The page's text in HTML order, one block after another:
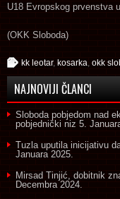
U18 Evropskog prvenstva
(OKK Sloboda)
kk leotar, kosarka okk
NAJNOVIJI ČLANCI
Sloboda pobjedom nad
pobjednički niz 5.
Tuzla uputila inicijativu
Januara 2025.
Mirsad Tinjić, dobitnik
Decembra 2024.